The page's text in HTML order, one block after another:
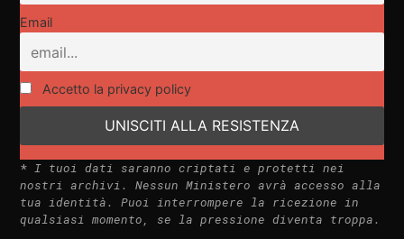
Email
Accetto la privacy policy
* I tuoi dati saranno criptati e protetti nei
nostri archivi. Nessun Ministero avrà accesso alla
tua identità. Puoi interrompere la ricezione in
qualsiasi momento, se la pressione diventa troppa.